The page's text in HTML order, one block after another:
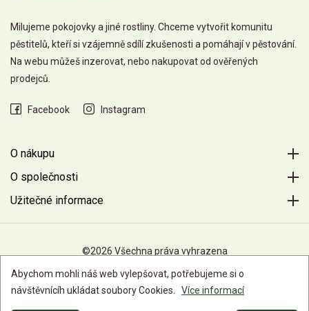
Milujeme pokojovky a jiné rostliny. Chceme vytvořit komunitu
pěstitelů, kteří si vzájemně sdílí zkušenosti a pomáhají v pěstování.
Na webu můžeš inzerovat, nebo nakupovat od ověřených
prodejců.
Facebook Instagram
O nákupu
O společnosti
Užitečné informace
©2026 Všechna práva vyhrazena
Abychom mohli náš web vylepšovat, potřebujeme si o
návštěvnícíh ukládat soubory Cookies.
Více informací